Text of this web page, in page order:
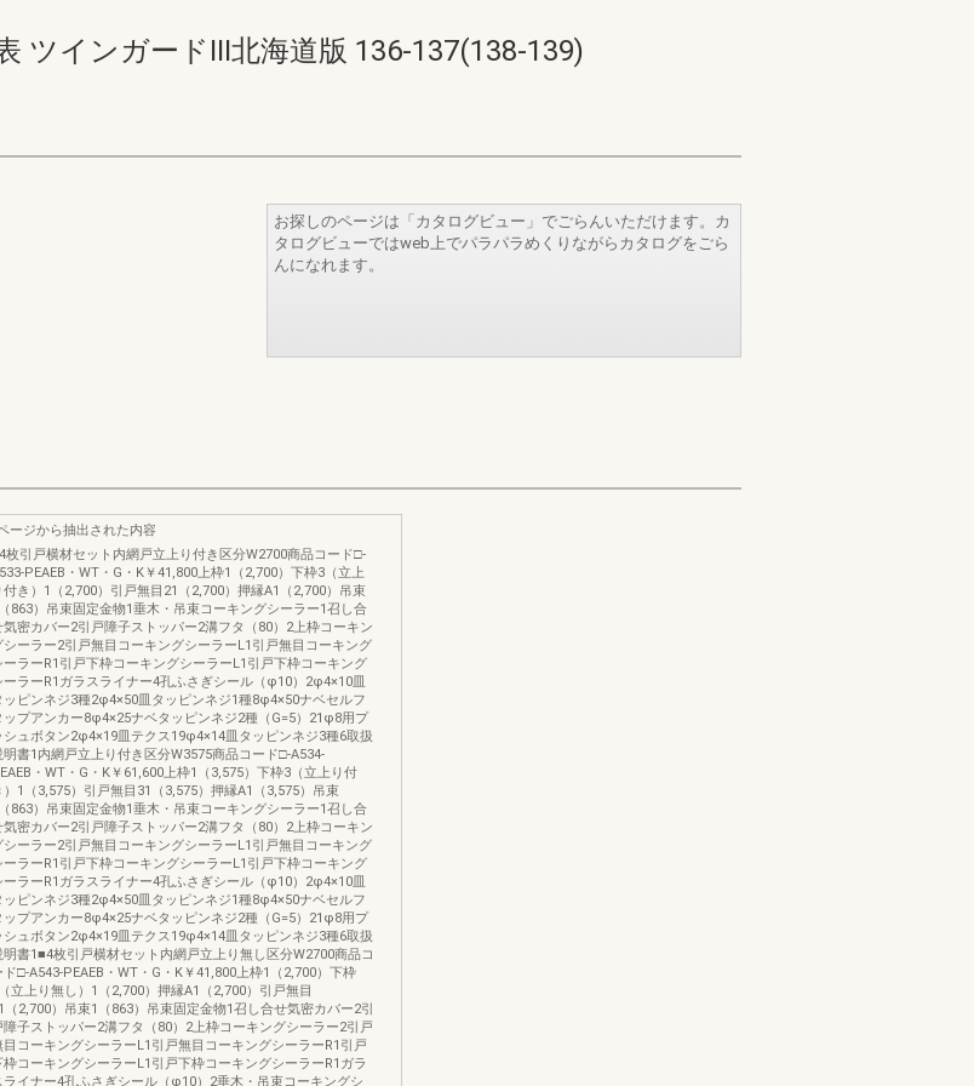
ツインガードIII北海道版 136-137(138-139)
お探しのページは「カタログビュー」でごらんいただけます。カ
タログビューではweb上でパラパラめくりながらカタログをごら
んになれます。
ージから抽出された内容
枚引戸横材セット内網戸立上り付き区分W2700商品コード□-
PEAEB・WT・G・K￥41,800上枠1（2,700）下枠3（立上
付き）1（2,700）引戸無目21（2,700）押縁A1（2,700）吊束
863）吊束固定金物1垂木・吊束コーキングシーラー1召し合
気密カバー2引戸障子ストッパー2溝フタ（80）2上枠コーキン
シーラー2引戸無目コーキングシーラーL1引戸無目コーキング
ーラーR1引戸下枠コーキングシーラーL1引戸下枠コーキング
ーラーR1ガラスライナー4孔ふさぎシール（φ10）2φ4×10皿
ッピンネジ3種2φ4×50皿タッピンネジ1種8φ4×50ナベセルフ
ップアンカー8φ4×25ナベタッピンネジ2種（G=5）21φ8用プ
シュボタン2φ4×19皿テクス19φ4×14皿タッピンネジ3種6取扱
明書1内網戸立上り付き区分W3575商品コード□-A534-
・WT・G・K￥61,600上枠1（3,575）下枠3（立上り付
）1（3,575）引戸無目31（3,575）押縁A1（3,575）吊束
863）吊束固定金物1垂木・吊束コーキングシーラー1召し合
気密カバー2引戸障子ストッパー2溝フタ（80）2上枠コーキン
シーラー2引戸無目コーキングシーラーL1引戸無目コーキング
ーラーR1引戸下枠コーキングシーラーL1引戸下枠コーキング
ーラーR1ガラスライナー4孔ふさぎシール（φ10）2φ4×10皿
ッピンネジ3種2φ4×50皿タッピンネジ1種8φ4×50ナベセルフ
ップアンカー8φ4×25ナベタッピンネジ2種（G=5）21φ8用プ
シュボタン2φ4×19皿テクス19φ4×14皿タッピンネジ3種6取扱
明書1■4枚引戸横材セット内網戸立上り無し区分W2700商品コ
ド□-A543-PEAEB・WT・G・K￥41,800上枠1（2,700）下枠
立上り無し）1（2,700）押縁A1（2,700）引戸無目
（2,700）吊束1（863）吊束固定金物1召し合せ気密カバー2引
障子ストッパー2溝フタ（80）2上枠コーキングシーラー2引戸
目コーキングシーラーL1引戸無目コーキングシーラーR1引戸
枠コーキングシーラーL1引戸下枠コーキングシーラーR1ガラ
ライナー4孔ふさぎシール（φ10）2垂木・吊束コーキングシ